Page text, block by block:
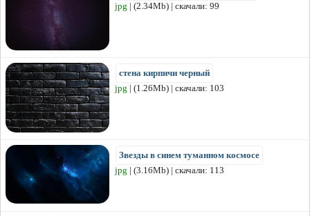
jpg | (2.34Mb) | скачали: 99
стена кирпичи черный
jpg | (1.26Mb) | скачали: 103
Звезды в синем туманном космосе
jpg | (3.16Mb) | скачали: 113